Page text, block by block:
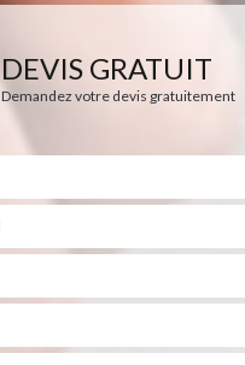
DEVIS GRATUIT
Demandez votre devis gratuitement